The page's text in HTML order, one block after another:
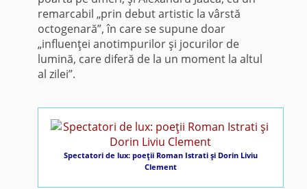
remarcabil „prin debut artistic la vârstă
octogenară”, în care se supune doar
„influenţei anotimpurilor şi jocurilor de
lumină, care diferă de la un moment la altul
al zilei”.
Spectatori de lux: poeţii Roman Istrati şi Dorin Liviu
Clement